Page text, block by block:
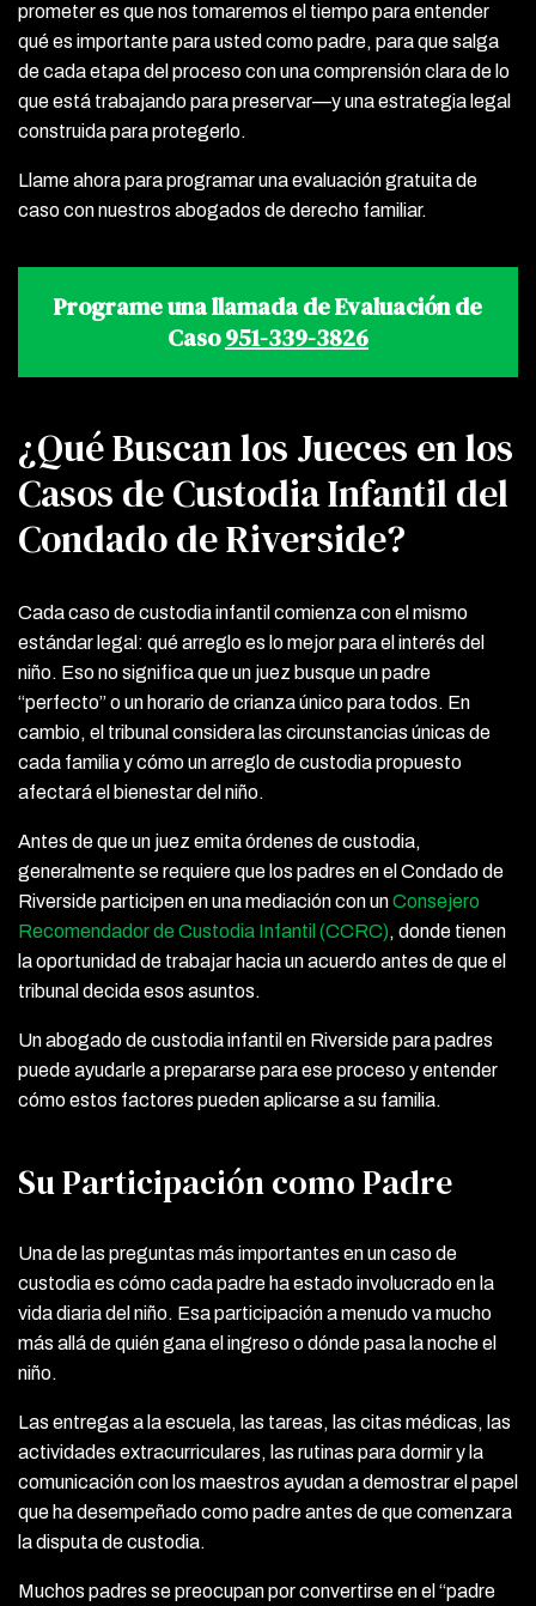
prometer es que nos tomaremos el tiempo para entender
qué es importante para usted como padre, para que salga
de cada etapa del proceso con una comprensión clara de lo
que está trabajando para preservar—y una estrategia legal
construida para protegerlo.
Llame ahora para programar una evaluación gratuita de
caso con nuestros abogados de derecho familiar.
Programe una llamada de Evaluación de
Caso951-339-3826
¿Qué Buscan los Jueces en los
Casos de Custodia Infantil del
Condado de Riverside?
Cada caso de custodia infantil comienza con el mismo
estándar legal: qué arreglo es lo mejor para el interés del
niño. Eso no significa que un juez busque un padre
“perfecto” o un horario de crianza único para todos. En
cambio, el tribunal considera las circunstancias únicas de
cada familia y cómo un arreglo de custodia propuesto
afectará el bienestar del niño.
Antes de que un juez emita órdenes de custodia,
generalmente se requiere que los padres en el Condado de
Riverside participen en una mediación con unConsejero
Recomendador de Custodia Infantil (CCRC), donde tienen
la oportunidad de trabajar hacia un acuerdo antes de que el
tribunal decida esos asuntos.
Un abogado de custodia infantil en Riverside para padres
puede ayudarle a prepararse para ese proceso y entender
cómo estos factores pueden aplicarse a su familia.
Su Participación como Padre
Una de las preguntas más importantes en un caso de
custodia es cómo cada padre ha estado involucrado en la
vida diaria del niño. Esa participación a menudo va mucho
más allá de quién gana el ingreso o dónde pasa la noche el
niño.
Las entregas a la escuela, las tareas, las citas médicas, las
actividades extracurriculares, las rutinas para dormir y la
comunicación con los maestros ayudan a demostrar el papel
que ha desempeñado como padre antes de que comenzara
la disputa de custodia.
Muchos padres se preocupan por convertirse en el “padre